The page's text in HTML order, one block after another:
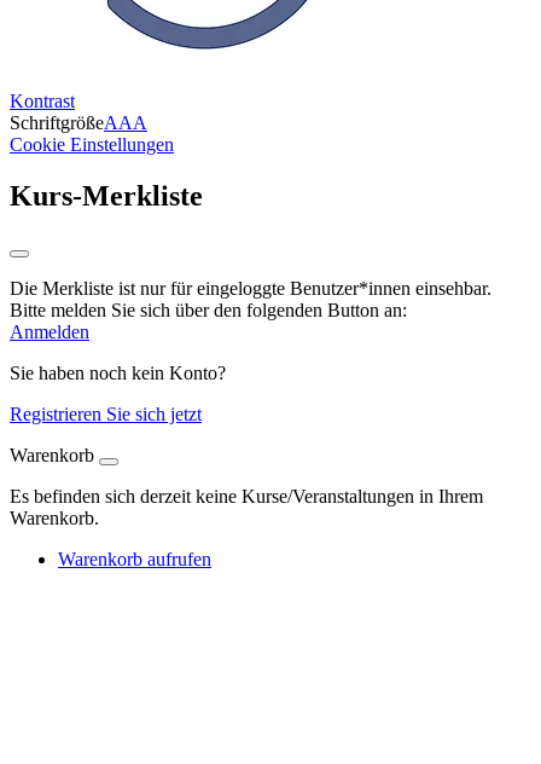
Kontrast
SchriftgrößeAAA
Cookie Einstellungen
Kurs-Merkliste
Die Merkliste ist nur für eingeloggte Benutzer*innen einsehbar.
Bitte melden Sie sich über den folgenden Button an:
Anmelden
Sie haben noch kein Konto?
Registrieren Sie sich jetzt
Warenkorb
Es befinden sich derzeit keine Kurse/Veranstaltungen in Ihrem
Warenkorb.
Warenkorb aufrufen